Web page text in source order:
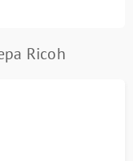
Ricoh